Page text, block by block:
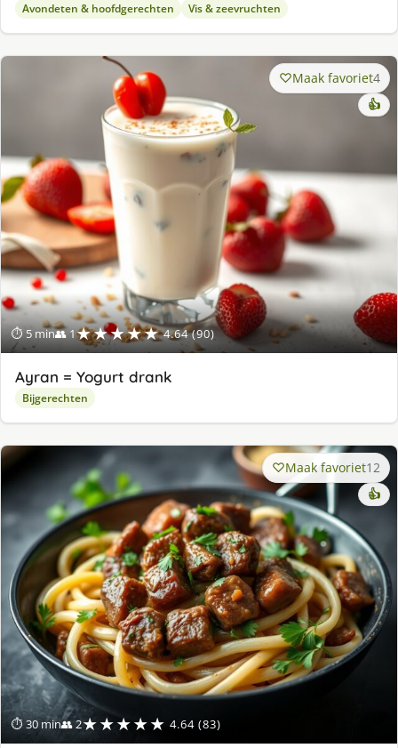
Avondeten & hoofdgerechten Vis & zeevruchten
⏱ 5 min👥 1★★★★★ 4.64 (90)
Maak favoriet4
👍
Ayran = Yogurt drank
Bijgerechten
⏱ 30 min👥 2★★★★★ 4.64 (83)
Maak favoriet12
👍